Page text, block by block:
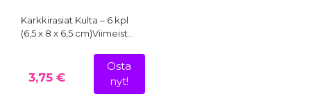
Karkkirasiat Kulta – 6 kpl
(6,5 x 8 x 6,5 cm)Viimeist…
3,75 €
Osta
nyt!